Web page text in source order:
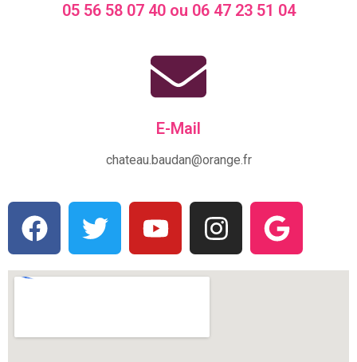
05 56 58 07 40 ou 06 47 23 51 04
E-Mail
chateau.baudan@orange.fr